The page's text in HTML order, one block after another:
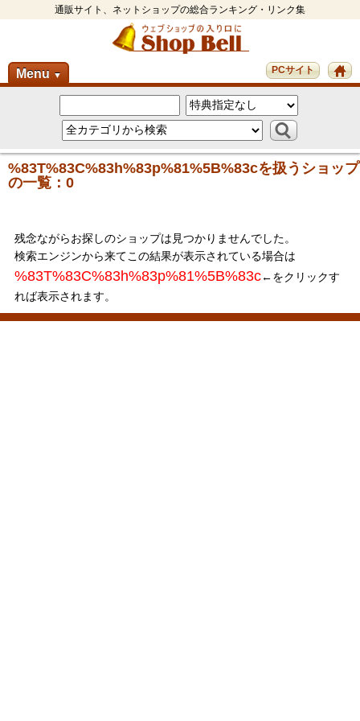
通販サイト、ネットショップの総合ランキング・リンク集
Menu ▼ PCサイト
%83T%83C%83h%83p%81%5B%83cを扱うショップ
の一覧：0
残念ながらお探しのショップは見つかりませんでした。
検索エンジンから来てこの結果が表示されている場合は
%83T%83C%83h%83p%81%5B%83c←をクリックす
れば表示されます。